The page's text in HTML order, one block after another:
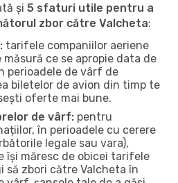
și 5 sfaturi utile pentru a
zbor către Valcheta:
tarifele companiilor aeriene
ce se apropie data de
perioadele de vârf de
biletelor de avion din timp te
oferte mai bune.
de vârf: pentru
în perioadele cu cerere
legale sau vara),
își măresc de obicei tarifele
să zbori către Valcheta în